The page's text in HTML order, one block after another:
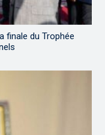
finale du Trophée